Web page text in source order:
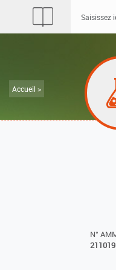
Accueil >
N°